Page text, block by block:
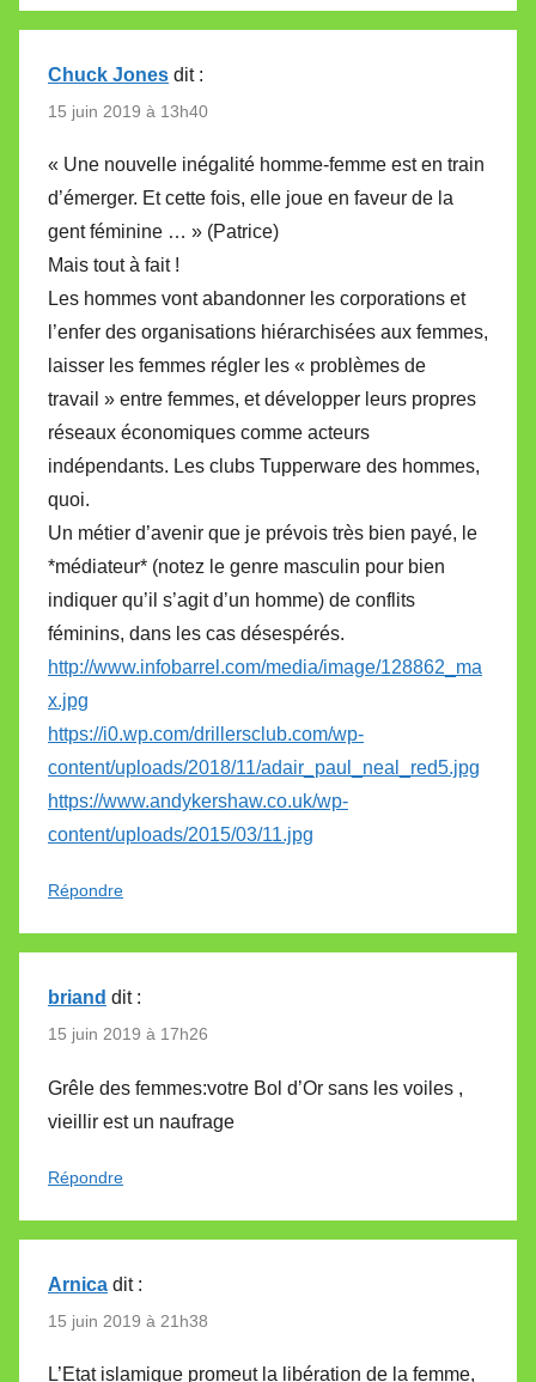
Chuck Jones dit :
15 juin 2019 à 13h40
« Une nouvelle inégalité homme-femme est en train
d’émerger. Et cette fois, elle joue en faveur de la
gent féminine … » (Patrice)
Mais tout à fait !
Les hommes vont abandonner les corporations et
l’enfer des organisations hiérarchisées aux femmes,
laisser les femmes régler les « problèmes de
travail » entre femmes, et développer leurs propres
réseaux économiques comme acteurs
indépendants. Les clubs Tupperware des hommes,
quoi.
Un métier d’avenir que je prévois très bien payé, le
*médiateur* (notez le genre masculin pour bien
indiquer qu’il s’agit d’un homme) de conflits
féminins, dans les cas désespérés.
http://www.infobarrel.com/media/image/128862_ma
x.jpg
https://i0.wp.com/drillersclub.com/wp-
content/uploads/2018/11/adair_paul_neal_red5.jpg
https://www.andykershaw.co.uk/wp-
content/uploads/2015/03/11.jpg
Répondre
briand dit :
15 juin 2019 à 17h26
Grêle des femmes:votre Bol d’Or sans les voiles ,
vieillir est un naufrage
Répondre
Arnica dit :
15 juin 2019 à 21h38
L’Etat islamique promeut la libération de la femme,